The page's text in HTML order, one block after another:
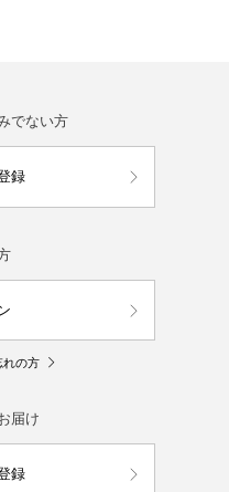
でない方
録
れの方
届け
録